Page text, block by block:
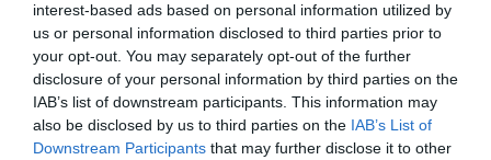
interest-based ads based on personal information utilized by
us or personal information disclosed to third parties prior to
your opt-out. You may separately opt-out of the further
disclosure of your personal information by third parties on the
IAB’s list of downstream participants. This information may
also be disclosed by us to third parties on the IAB’s List of
Downstream Participants that may further disclose it to other
Sánchez contro l’Italia: il socialista dell’accoglienza
riscopre i confini
8 Agosto 2026